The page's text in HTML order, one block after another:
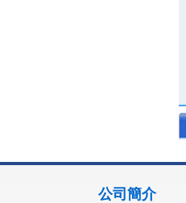
公司簡介